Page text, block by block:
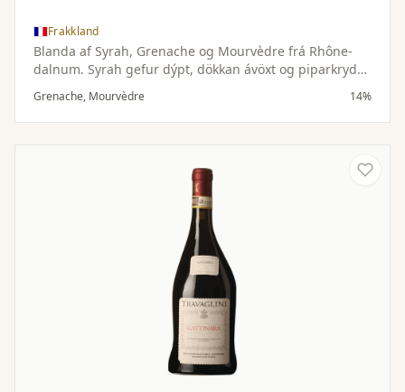
Frakkland
Blanda af Syrah, Grenache og Mourvèdre frá Rhône-
dalnum. Syrah gefur dýpt, dökkan ávöxt og piparkrydd,
Grenache mýkt og þroskaðan rauðan ávöxt og
Mourvèdre byggingu og margbreytni.
Grenache, Mourvèdre 14%